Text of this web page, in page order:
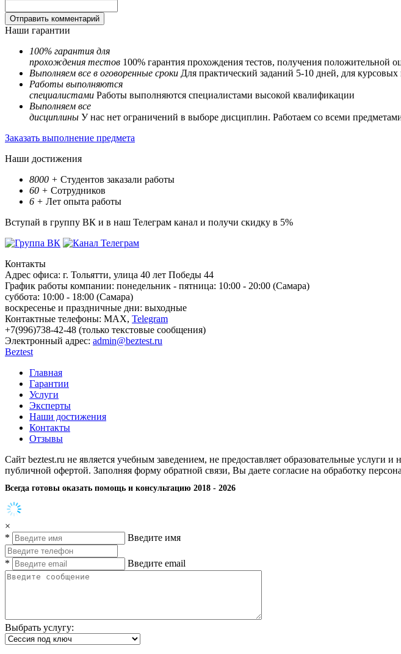
Наши гарантии
100% гарантия для
прохождения тестов 100% гарантия прохождения тестов, получения положительной
Выполняем все в оговоренные сроки Для практический заданий 5-10 дней, для
Работы выполняются
специалистами Работы выполняются специалистами высокой квалификации
Выполняем все
дисциплины У нас нет ограничений в выборе дисциплин. Работаем со всеми
Заказать выполнение предмета
Наши достижения
8000 + Студентов заказали работы
60 + Сотрудников
6 + Лет опыта работы
Вступай в группу ВК и в наш Телеграм канал и получи скидку в 5%
Контакты
Адрес офиса: г. Тольятти, улица 40 лет Победы 44
График работы компании: понедельник - пятница: 10:00 - 20:00 (Самара)
суббота: 10:00 - 18:00 (Самара)
воскресенье и праздничные дни: выходные
Контактные телефоны: МАХ, Telegram
+7(996)738-42-48 (только текстовые сообщения)
Электронный адрес: admin@beztest.ru
Beztest
Главная
Гарантии
Услуги
Эксперты
Наши достижения
Контакты
Отзывы
Сайт beztest.ru не является учебным заведением, не предоставляет образовательные
публичной офертой. Заполняя форму обратной связи, Вы даете согласие на обработку
Всегда готовы оказать помощь и консультацию 2018 - 2026
×
*
Введите имя
* Введите email
Выбрать услугу: